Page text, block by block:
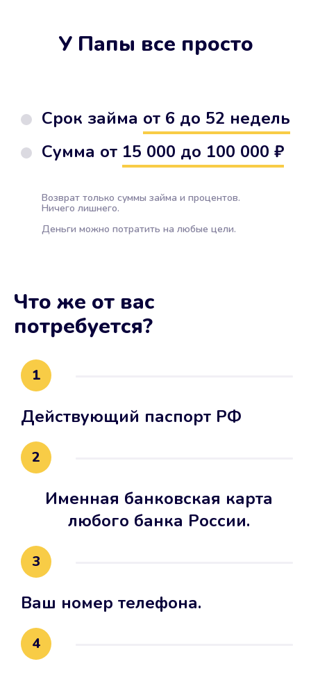
У Папы все просто
Срок займа от 6 до 52 недель
Сумма от 15 000 до 100 000 ₽
Возврат только суммы займа и процентов.
Ничего лишнего.
Деньги можно потратить на любые цели.
Что же от вас
потребуется?
1
Действующий паспорт РФ
2
Именная банковская карта
любого банка России.
3
Ваш номер телефона.
4